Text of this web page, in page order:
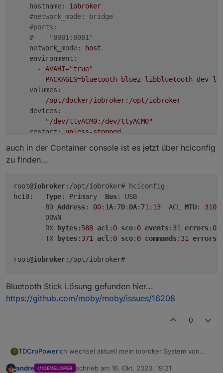
hostname:
iobroker
#network_mode: bridge
#ports:
#  - "8081:8081"
network_mode:
host
environment:
-
AVAHI="true"
-
PACKAGES=bluetooth bluez libbluetooth-dev
volumes:
-
/opt/docker/iobroker:/opt/iobroker
devices:
-
"/dev/ttyACM0:/dev/ttyACM0"
restart:
unless-stopped
auch in der Container console ist es jetzt über hciconfig
zu finden...
root@iobroker:/opt/iobroker# hciconfig
hci0: Type: Primary Bus : USB
        BD
Address : 00: 1A: 7D: DA: 71 : 13
  ACL
MTU: 310
        DOWN
        RX
bytes : 588 acl : 0 sco: 0 events : 31 errors : 0
        TX
bytes : 371 acl : 0 sco: 0 commands : 31 errors
root@iobroker
Bluetooth Stick Lösung gefunden hier...
https://github.com/moby/moby/issues/16208
0
T TDCroPowerIch wechsel aktuell mein iobroker System von
dort soll dann auch iobroker nur noch im Docker
andre DEVELOPER schrieb am 16. Okt. 2020, 19:21